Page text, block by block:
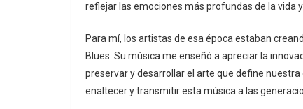
reflejar las emociones más profundas de la vida
Para mí, los artistas de esa época estaban
Blues. Su música me enseñó a apreciar la
preservar y desarrollar el arte que define
enaltecer y transmitir esta música a las